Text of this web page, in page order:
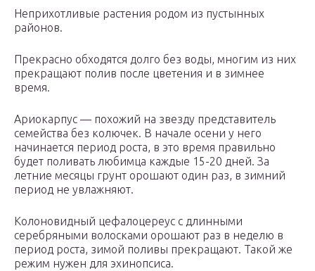
Неприхотливые растения родом из пустынных
районов.
Прекрасно обходятся долго без воды, многим из них
прекращают полив после цветения и в зимнее
время.
Ариокарпус — похожий на звезду представитель
семейства без колючек. В начале осени у него
начинается период роста, в это время правильно
будет поливать любимца каждые 15-20 дней. За
летние месяцы грунт орошают один раз, в зимний
период не увлажняют.
Колоновидный цефалоцереус с длинными
серебряными волосками орошают раз в неделю в
период роста, зимой поливы прекращают. Такой же
режим нужен для эхинопсиса.